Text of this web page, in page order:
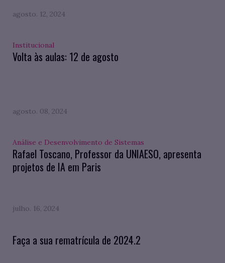
agosto. 12, 2024
Institucional
Volta às aulas: 12 de agosto
agosto. 08, 2024
Análise e Desenvolvimento de Sistemas
Rafael Toscano, Professor da UNIAESO, apresenta
projetos de IA em Paris
julho. 16, 2024
Faça a sua rematrícula de 2024.2